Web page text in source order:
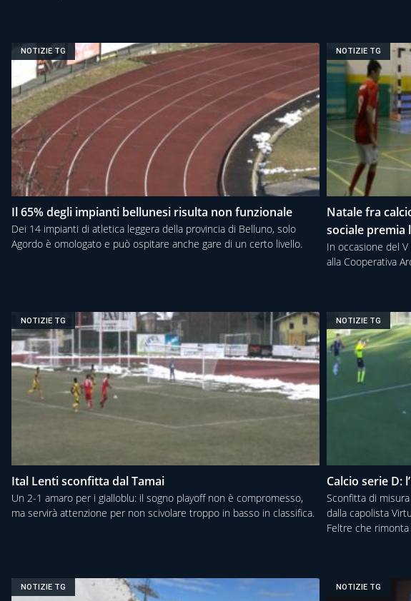
NOTIZIE TG
Il 65% degli impianti bellunesi risulta non funzionale
Dei 14 impianti di atletica leggera della provincia di Belluno, solo
Agordo è omologato e può ospitare anche gare di un certo livello.
NOTIZIE TG
Natale fra
sociale premia
In occasione del
alla Cooperativa
NOTIZIE TG
Ital Lenti sconfitta dal Tamai
Un 2-1 amaro per i gialloblu: il sogno playoff non è compromesso,
ma servirà attenzione per non scivolare troppo in basso in classifica.
NOTIZIE TG
Calcio serie D:
Sconfitta di
dalla capolista
Feltre che
NOTIZIE TG NOTIZIE TG